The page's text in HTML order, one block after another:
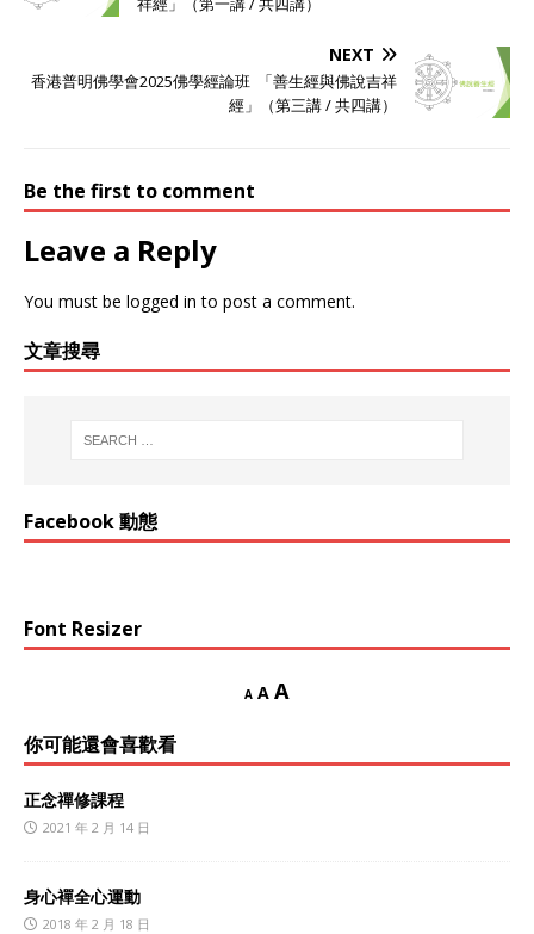
NEXT
香港普明佛學會2025佛學經論班 「善生經與佛說吉祥
經」（第三講 / 共四講）
Be the first to comment
Leave a Reply
You must be logged in to post a comment.
文章搜尋
Facebook 動態
Font Resizer
A A A
你可能還會喜歡看
正念禪修課程
2021 年 2 月 14 日
身心襌全心運動
2018 年 2 月 18 日